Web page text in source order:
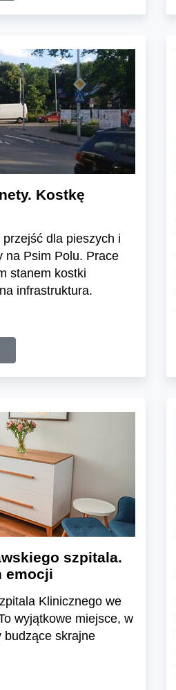
Kostkę
dla pieszych i
na Psim Polu. Prace
stanem kostki
infrastruktura.
szpitala.
emocji
Klinicznego we
wyjątkowe miejsce, w
budzące skrajne